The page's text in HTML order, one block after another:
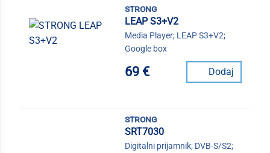
strong
LEAP S3+V2
Media Player; LEAP S3+V2;
Google box
69 € Dodaj
strong
SRT7030
Digitalni prijamnik; DVB-S/S2;